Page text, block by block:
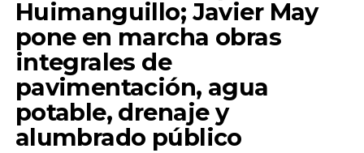
Huimanguillo; Javier May
pone en marcha obras
integrales de
pavimentación, agua
potable, drenaje y
alumbrado público